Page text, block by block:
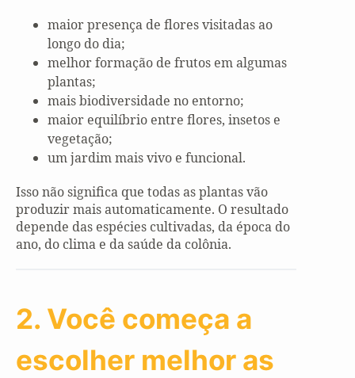
maior presença de flores visitadas ao
longo do dia;
melhor formação de frutos em algumas
plantas;
mais biodiversidade no entorno;
maior equilíbrio entre flores, insetos e
vegetação;
um jardim mais vivo e funcional.
Isso não significa que todas as plantas vão
produzir mais automaticamente. O resultado
depende das espécies cultivadas, da época do
ano, do clima e da saúde da colônia.
2. Você começa a
escolher melhor as